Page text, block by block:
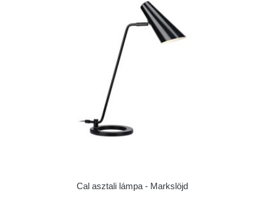
Cal asztali lámpa - Markslöjd